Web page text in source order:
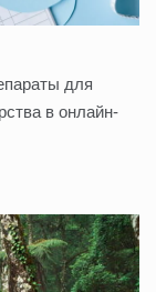
для
в онлайн-